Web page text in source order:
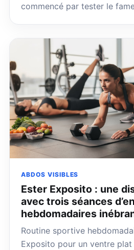
commencé par tester le
ABDOS VISIBLES
Ester Exposito : une
avec trois séances
hebdomadaires
Routine sportive
Exposito pour un ventre